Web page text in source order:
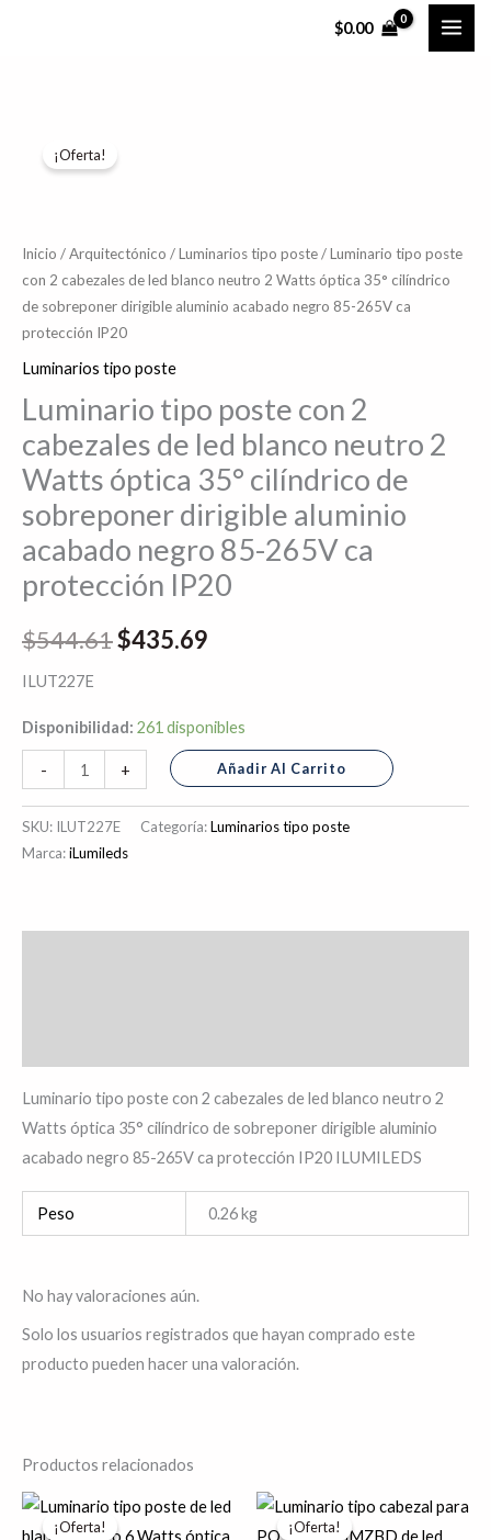
$0.00
¡Oferta!
Inicio /Arquitectónico /Luminarios tipo poste/ Luminario tipo poste
con 2 cabezales de led blanco neutro 2 Watts óptica 35° cilíndrico
de sobreponer dirigible aluminio acabado negro 85-265V ca
protección IP20
Luminarios tipo poste
Luminario tipo poste con 2
cabezales de led blanco neutro 2
Watts óptica 35° cilíndrico de
sobreponer dirigible aluminio
acabado negro 85-265V ca
protección IP20
$544.61
era:
$544.61.
$435.69
es:
$435.69.
ILUT227E
Disponibilidad: 261 disponibles
-
tipo
2
cabezales
de
led
blanco
neutro
Watts
óptica
35°
cilíndrico
de
sobreponer
dirigible
negro
85-
265V
protección
+ Añadir Al Carrito
SKU: ILUT227E Categoría:Luminarios tipo poste
Marca:iLumileds
Luminario tipo poste con 2 cabezales de led blanco neutro 2
Watts óptica 35° cilíndrico de sobreponer dirigible aluminio
acabado negro 85-265V ca protección IP20 ILUMILEDS
Peso 0.26 kg
No hay valoraciones aún.
Solo los usuarios registrados que hayan comprado este
producto pueden hacer una valoración.
Productos relacionados
¡Oferta!
¡Oferta!
El
precio
original
precio
actual
¡Oferta!
¡Oferta!
El
precio
original
precio
actual